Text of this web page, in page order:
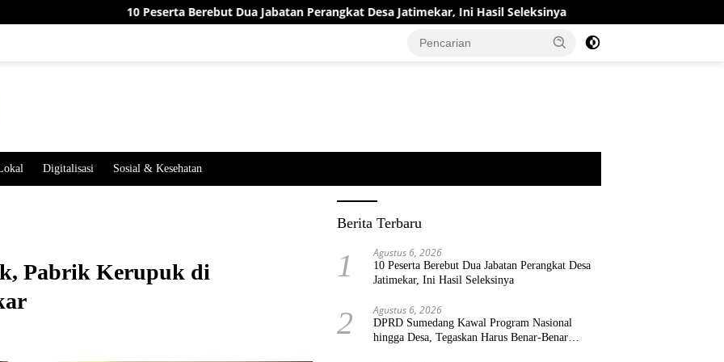
10 Peserta Berebut Dua Jabatan Perangkat Desa Jatimekar, Ini Hasil Seleksinya DPRD Sumedang Kawal
Digitalisasi Sosial & Kesehatan
Pabrik Kerupuk di
Berita Terbaru
1 Agustus 6, 2026
10 Peserta Berebut Dua Jabatan Perangkat Desa
Jatimekar, Ini Hasil Seleksinya
2 Agustus 6, 2026
DPRD Sumedang Kawal Program Nasional
hingga Desa, Tegaskan Harus Benar-Benar